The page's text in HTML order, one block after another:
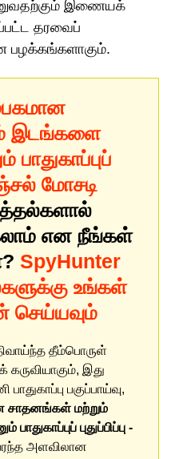
இணையக்
தரவைப்
பழக்கங்களாகும்.
இடங்களை
மோசடி
என நீங்கள்
SpyHunter
உங்கள்
செய்யவும்
தீம்பொருள்
கருவியாகும், இது
பகுப்பாய்வு,
சாதனங்கள் மற்றும்
புதுப்பிப்பு -
அளவிலான